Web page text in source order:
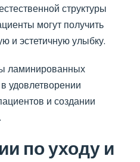
структуры
могут получить
и эстетичную улыбку.
ламинированных
удовлетворении
и создании
по уходу и